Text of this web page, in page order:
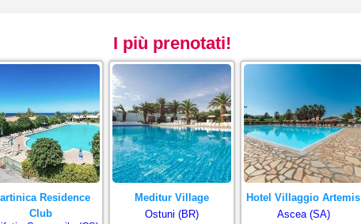
I più prenotati!
Residence
Club
Meditur Village
Ostuni (BR)
Hotel Villaggio Artemis
Ascea (SA)